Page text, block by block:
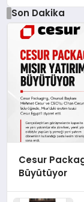
Son Dakika
Cesur
Büyütüyor